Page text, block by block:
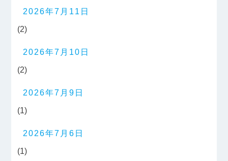
2026年7月11日
(2)
2026年7月10日
(2)
2026年7月9日
(1)
2026年7月6日
(1)